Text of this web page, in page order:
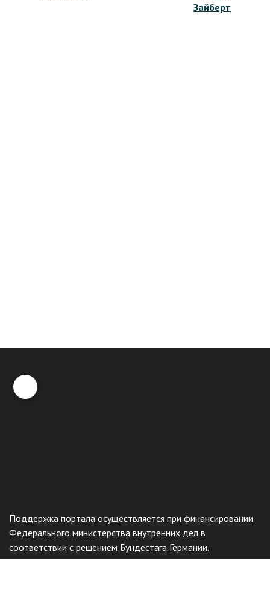
Зайберт
Поддержка портала осуществляется при финансировании
Федерального министерства внутренних дел в
соответствии с решением Бундестага Германии.